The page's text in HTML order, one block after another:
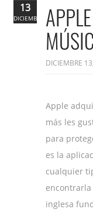
DICIEMBRE
Apple
más les
para
es la
cualquier
inglesa
13
DICIEMBRE